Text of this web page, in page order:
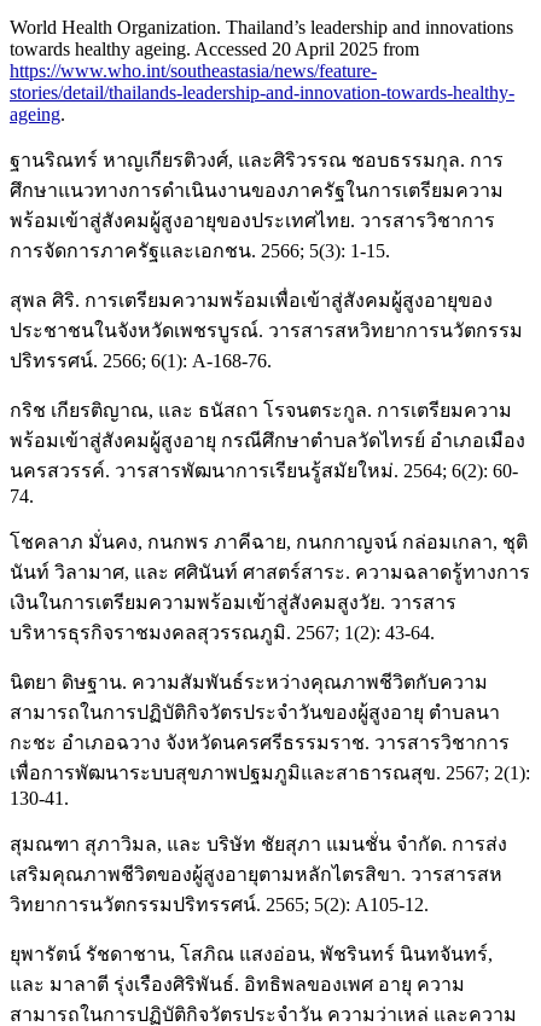
World Health Organization. Thailand’s leadership and innovations
towards healthy ageing. Accessed 20 April 2025 from
https://www.who.int/southeastasia/news/feature-
stories/detail/thailands-leadership-and-innovation-towards-healthy-
ageing.
ฐานริณทร์ หาญเกียรติวงศ์, และศิริวรรณ ชอบธรรมกุล. การ
ศึกษาแนวทางการดำเนินงานของภาครัฐในการเตรียมความ
พร้อมเข้าสู่สังคมผู้สูงอายุของประเทศไทย. วารสารวิชาการ
การจัดการภาครัฐและเอกชน. 2566; 5(3): 1-15.
สุพล ศิริ. การเตรียมความพร้อมเพื่อเข้าสู่สังคมผู้สูงอายุของ
ประชาชนในจังหวัดเพชรบูรณ์. วารสารสหวิทยาการนวัตกรรม
ปริทรรศน์. 2566; 6(1): A-168-76.
กริช เกียรติญาณ, และ ธนัสถา โรจนตระกูล. การเตรียมความ
พร้อมเข้าสู่สังคมผู้สูงอายุ กรณีศึกษาตำบลวัดไทรย์ อำเภอเมือง
นครสวรรค์. วารสารพัฒนาการเรียนรู้สมัยใหม่. 2564; 6(2): 60-
74.
โชคลาภ มั่นคง, กนกพร ภาคีฉาย, กนกกาญจน์ กล่อมเกลา, ชุติ
นันท์ วิลามาศ, และ ศศินันท์ ศาสตร์สาระ. ความฉลาดรู้ทางการ
เงินในการเตรียมความพร้อมเข้าสู่สังคมสูงวัย. วารสาร
บริหารธุรกิจราชมงคลสุวรรณภูมิ. 2567; 1(2): 43-64.
นิตยา ดิษฐาน. ความสัมพันธ์ระหว่างคุณภาพชีวิตกับความ
สามารถในการปฏิบัติกิจวัตรประจำวันของผู้สูงอายุ ตำบลนา
กะชะ อำเภอฉวาง จังหวัดนครศรีธรรมราช. วารสารวิชาการ
เพื่อการพัฒนาระบบสุขภาพปฐมภูมิและสาธารณสุข. 2567; 2(1):
130-41.
สุมณฑา สุภาวิมล, และ บริษัท ชัยสุภา แมนชั่น จำกัด. การส่ง
เสริมคุณภาพชีวิตของผู้สูงอายุตามหลักไตรสิขา. วารสารสห
วิทยาการนวัตกรรมปริทรรศน์. 2565; 5(2): A105-12.
ยุพารัตน์ รัชดาชาน, โสภิณ แสงอ่อน, พัชรินทร์ นินทจันทร์,
และ มาลาตี รุ่งเรืองศิริพันธ์. อิทธิพลของเพศ อายุ ความ
สามารถในการปฏิบัติกิจวัตรประจำวัน ความว่าเหล่ และความ